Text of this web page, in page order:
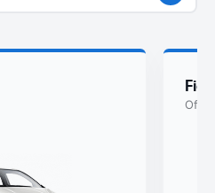
Of